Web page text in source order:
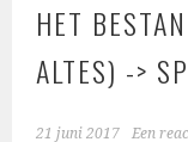
HET
ALTES) ->
21 juni 2017 Een